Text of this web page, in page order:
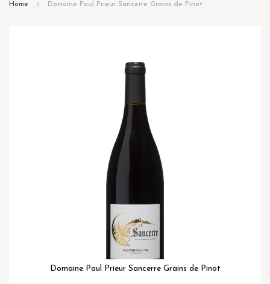
Home Domaine Paul Prieur Sancerre Grains de Pinot
Domaine Paul Prieur Sancerre Grains de Pinot